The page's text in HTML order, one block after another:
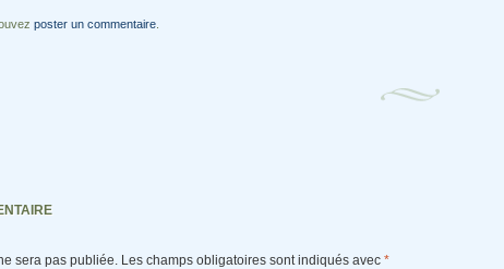
poster un commentaire.
sera pas publiée. Les champs obligatoires sont indiqués avec *